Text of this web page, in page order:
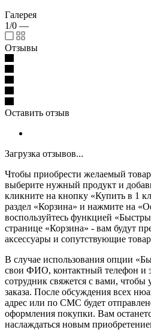
Галерея
1/0 —
Отзывы
Оставить отзыв
Загрузка отзывов...
Чтобы приобрести желаемый
выберите нужный продукт и
кликните на кнопку «Купить в 1
раздел «Корзина» и нажмите на
воспользуйтесь функцией
странице «Корзина» - вам будут
аксессуары и сопутствующие
В случае использования опции
свои ФИО, контактный телефон и
сотрудник свяжется с вами, чтобы
заказа. После обсуждения всех
адрес или по СМС будет
оформления покупки. Вам
наслаждаться новым